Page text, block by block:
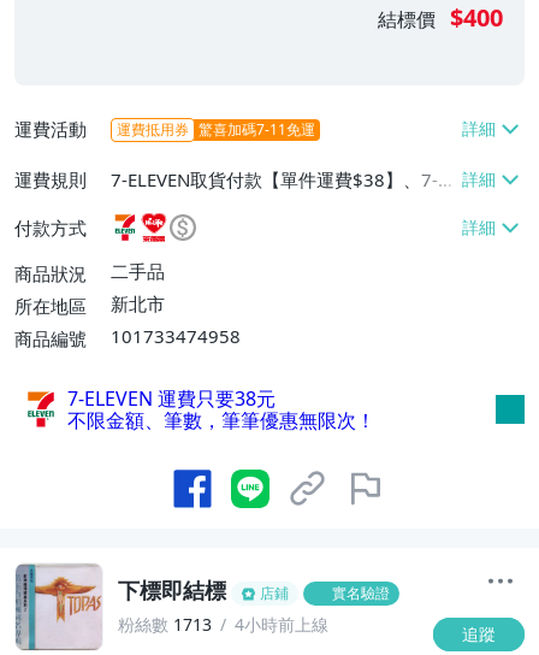
結標價 $400
運費活動 運費抵用券 驚喜加碼7-11免運
運費規則
7-ELEVEN取貨付款【單件運費$38】、7-EL
EVEN取貨不付款【單件運費$38】、萊爾富
取貨付款【單件運費$60】
付款方式
商品狀況
二手品
所在地區
新北市
商品編號
101733474958
7-ELEVEN 運費只要38元
不限金額、筆數，筆筆優惠無限次！
下標即結標 店鋪 實名驗證
粉絲數 1713 4小時前上線 追蹤